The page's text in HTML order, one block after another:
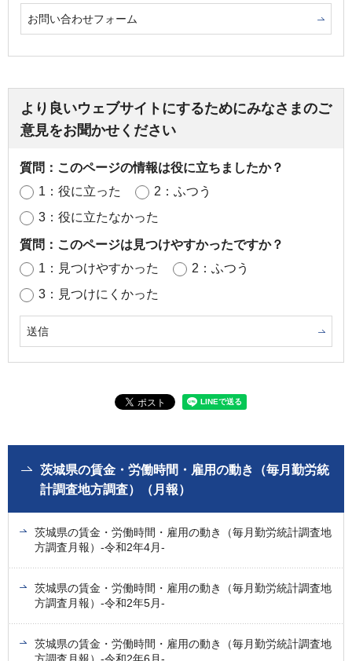
お問い合わせフォーム
より良いウェブサイトにするためにみなさまのご
意見をお聞かせください
質問：このページの情報は役に立ちましたか？
1：役に立った
2：ふつう
3：役に立たなかった
質問：このページは見つけやすかったですか？
1：見つけやすかった
2：ふつう
3：見つけにくかった
茨城県の賃金・労働時間・雇用の動き（毎月勤労統
計調査地方調査）（月報）
茨城県の賃金・労働時間・雇用の動き（毎月勤労統計調査地
方調査月報）-令和2年4月-
茨城県の賃金・労働時間・雇用の動き（毎月勤労統計調査地
方調査月報）-令和2年5月-
茨城県の賃金・労働時間・雇用の動き（毎月勤労統計調査地